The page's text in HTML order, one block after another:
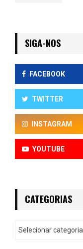
SIGA-NOS
FACEBOOK
TWITTER
INSTAGRAM
YOUTUBE
CATEGORIAS